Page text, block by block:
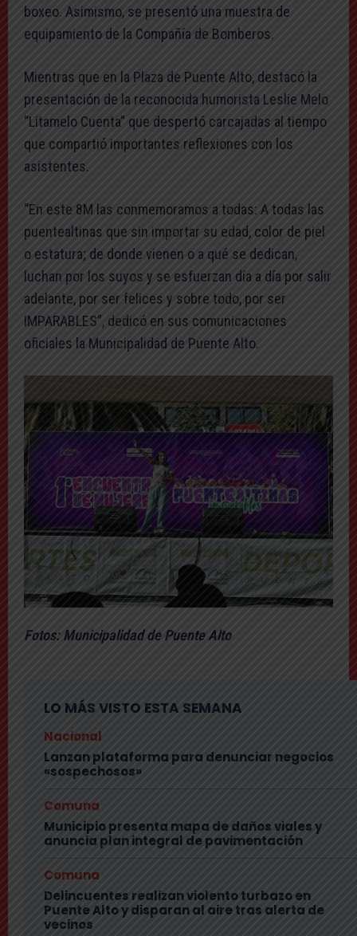
boxeo. Asimismo, se presentó una muestra de
equipamiento de la Compañía de Bomberos.
Mientras que en la Plaza de Puente Alto, destacó la
presentación de la reconocida humorista Leslie Melo
“Litamelo Cuenta” que despertó carcajadas al tiempo
que compartió importantes reflexiones con los
asistentes.
“En este 8M las conmemoramos a todas: A todas las
puentealtinas que sin importar su edad, color de piel
o estatura; de donde vienen o a qué se dedican,
luchan por los suyos y se esfuerzan día a día por salir
adelante, por ser felices y sobre todo, por ser
IMPARABLES”, dedicó en sus comunicaciones
oficiales la Municipalidad de Puente Alto.
Fotos: Municipalidad de Puente Alto
LO MÁS VISTO ESTA SEMANA
Nacional
Lanzan plataforma para denunciar negocios
«sospechosos»
Comuna
Municipio presenta mapa de daños viales y
anuncia plan integral de pavimentación
Comuna
Delincuentes realizan violento turbazo en
Puente Alto y disparan al aire tras alerta de
vecinos